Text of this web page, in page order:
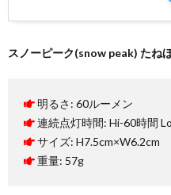
スノーピーク(snow peak) たね
明るさ: 60ルーメン
連続点灯時間: Hi-60時間
サイズ: H7.5cm×W6.2cm
重量: 57g